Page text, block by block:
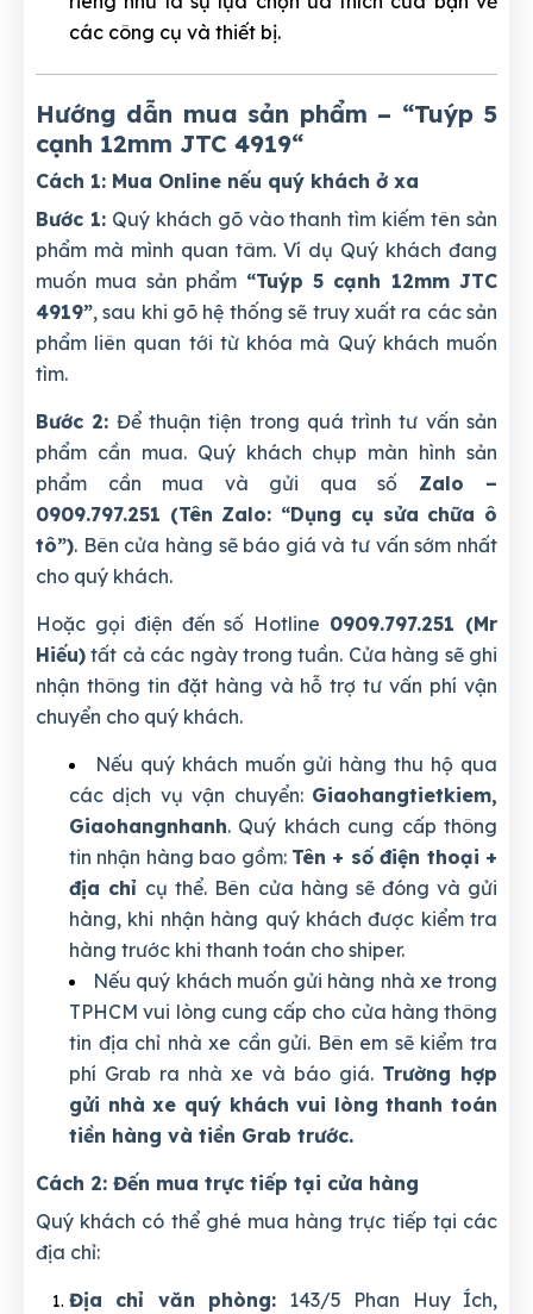
các công cụ và thiết bị.
Hướng dẫn mua sản phẩm – “Tuýp 5
cạnh 12mm JTC 4919“
Cách 1: Mua Online nếu quý khách ở xa
Bước 1:Quý khách gõ vào thanh tìm kiếm tên sản
phẩm mà mình quan tâm. Ví dụ Quý khách đang
muốn mua sản phẩm “Tuýp 5 cạnh 12mm JTC
4919”, sau khi gõ hệ thống sẽ truy xuất ra các sản
phẩm liên quan tới từ khóa mà Quý khách muốn
tìm.
Bước 2: Để thuận tiện trong quá trình tư vấn sản
phẩm cần mua. Quý khách chụp màn hình sản
phẩm cần mua và gửi qua số Zalo –
0909.797.251 (Tên Zalo: “Dụng cụ sửa chữa ô
tô”). Bên cửa hàng sẽ báo giá và tư vấn sớm nhất
cho quý khách.
Hoặc gọi điện đến số Hotline 0909.797.251 (Mr
Hiếu) tất cả các ngày trong tuần. Cửa hàng sẽ ghi
nhận thông tin đặt hàng và hỗ trợ tư vấn phí vận
chuyển cho quý khách.
Nếu quý khách muốn gửi hàng thu hộ qua
các dịch vụ vận chuyển: Giaohangtietkiem,
Giaohangnhanh. Quý khách cung cấp thông
tin nhận hàng bao gồm: Tên + số điện thoại +
địa chỉ cụ thể. Bên cửa hàng sẽ đóng và gửi
hàng, khi nhận hàng quý khách được kiểm tra
hàng trước khi thanh toán cho shiper.
Nếu quý khách muốn gửi hàng nhà xe trong
TPHCM vui lòng cung cấp cho cửa hàng thông
tin địa chỉ nhà xe cần gửi. Bên em sẽ kiểm tra
phí Grab ra nhà xe và báo giá. Trường hợp
gửi nhà xe quý khách vui lòng thanh toán
tiền hàng và tiền Grab trước.
Cách 2: Đến mua trực tiếp tại cửa hàng
Quý khách có thể ghé mua hàng trực tiếp tại các
địa chỉ:
Địa chỉ văn phòng: 143/5 Phan Huy Ích,